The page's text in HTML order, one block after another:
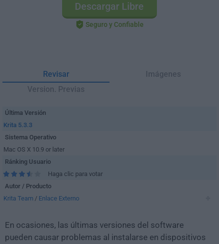
Descargar Libre
Seguro y Confiable
Revisar
Imágenes
Version. Previas
Última Versión
Krita 5.3.3
Sistema Operativo
Mac OS X 10.9 or later
Ránking Usuario
Haga clic para votar
Autor / Producto
Krita Team / Enlace Externo
En ocasiones, las últimas versiones del software
pueden causar problemas al instalarse en dispositivos